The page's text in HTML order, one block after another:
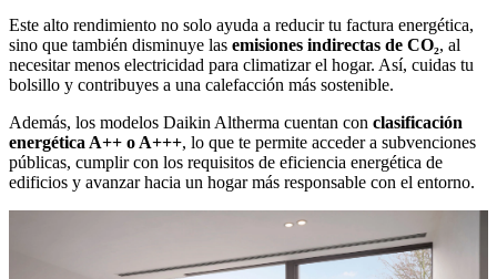
Este alto rendimiento no solo ayuda a reducir tu factura energética,
sino que también disminuye las emisiones indirectas de CO₂, al
necesitar menos electricidad para climatizar el hogar. Así, cuidas tu
bolsillo y contribuyes a una calefacción más sostenible.
Además, los modelos Daikin Altherma cuentan con clasificación
energética A++ o A+++, lo que te permite acceder a subvenciones
públicas, cumplir con los requisitos de eficiencia energética de
edificios y avanzar hacia un hogar más responsable con el entorno.